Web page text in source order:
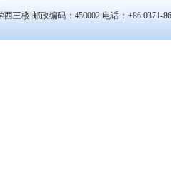
三楼 邮政编码：450002 电话：+86 0371-